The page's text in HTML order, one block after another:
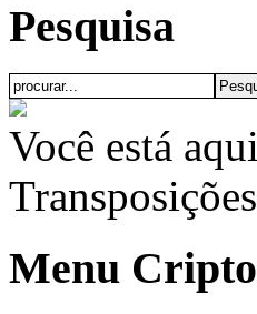
Pesquisa
Você está
Menu